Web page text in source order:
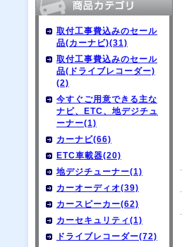
取付工事費込みのセール
品(カーナビ)(31)
取付工事費込みのセール
品(ドライブレコーダー)
(2)
今すぐご用意できる主な
ナビ、ETC、地デジチュ
ーナー(1)
カーナビ(66)
ETC車載器(20)
地デジチューナー(1)
カーオーディオ(39)
カースピーカー(62)
カーセキュリティ(1)
ドライブレコーダー(72)